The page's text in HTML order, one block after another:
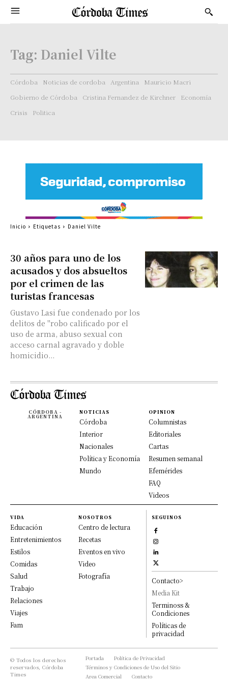
Tag: Daniel Vilte
Córdoba Noticias de cordoba Argentina
Mauricio Macri
Gobierno de Córdoba
Cristina Fernandez de Kirchner
Economía
Crisis
Politica
30 años para uno de los
acusados y dos absueltos
por el crimen de las
turistas francesas
Gustavo Lasi fue condenado por los
delitos de "robo calificado por el
uso de arma, abuso sexual con
acceso carnal agravado y doble
homicidio...
Inicio Etiquetas Daniel Vilte
CÓRDOBA -
ARGENTINA
NOTICIAS
Córdoba
Interior
Nacionales
Política y Economía
Mundo
OPINION
Columnistas
Editoriales
Cartas
Resumen semanal
Efemérides
FAQ
Videos
VIDA
Educación
Entretenimientos
Estilos
Comidas
Salud
Trabajo
Relaciones
Viajes
Fam
NOSOTROS
Centro de lectura
Recetas
Eventos en vivo
Video
Fotografía
SEGUINOS
Contacto>
Media Kit
Terminoss &
Condiciones
Políticas de
privacidad
© Todos los derechos
reservados, Córdoba
Times
Portada
Política de Privacidad
Términos y Condiciones de Uso del Sitio
Area Comercial
Contacto